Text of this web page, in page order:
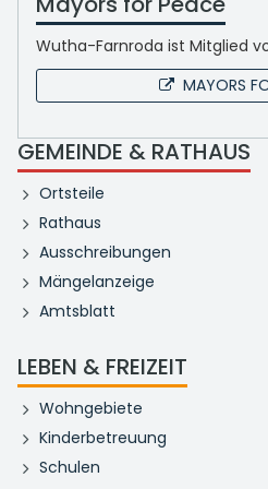
Wutha-Farnroda ist Mitglied
MAYORS
GEMEINDE & RATHAUS
Ortsteile
Rathaus
Ausschreibungen
Mängelanzeige
Amtsblatt
LEBEN & FREIZEIT
Wohngebiete
Kinderbetreuung
Schulen